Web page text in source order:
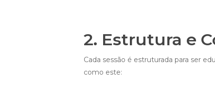
2. Estrutura e
Cada sessão é estruturada para ser
como este: